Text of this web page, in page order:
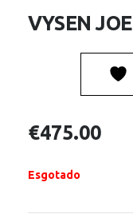
VYSEN
€475.00
Esgotado